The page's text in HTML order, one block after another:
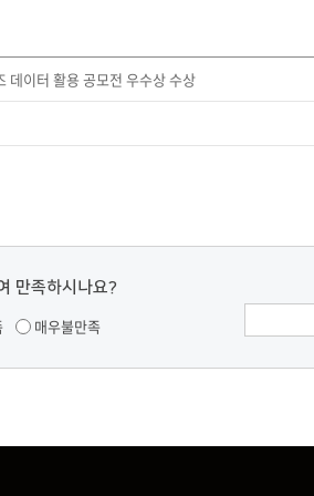
데이터 활용 공모전 우수상 수상
만족하시나요?
매우불만족